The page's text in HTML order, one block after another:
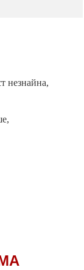
незнайна,